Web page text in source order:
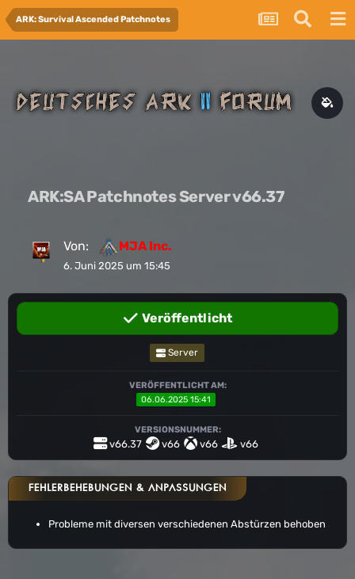
ARK: Survival Ascended Patchnotes
ARK:SA Patchnotes Server v66.37
Von: MJA Inc.
6. Juni 2025 um 15:45
Veröffentlicht
Server
VERÖFFENTLICHT AM:
06.06.2025 15:41
VERSIONSNUMMER:
v66.37 v66 v66 v66
FEHLERBEHEBUNGEN & ANPASSUNGEN
Probleme mit diversen verschiedenen Abstürzen behoben